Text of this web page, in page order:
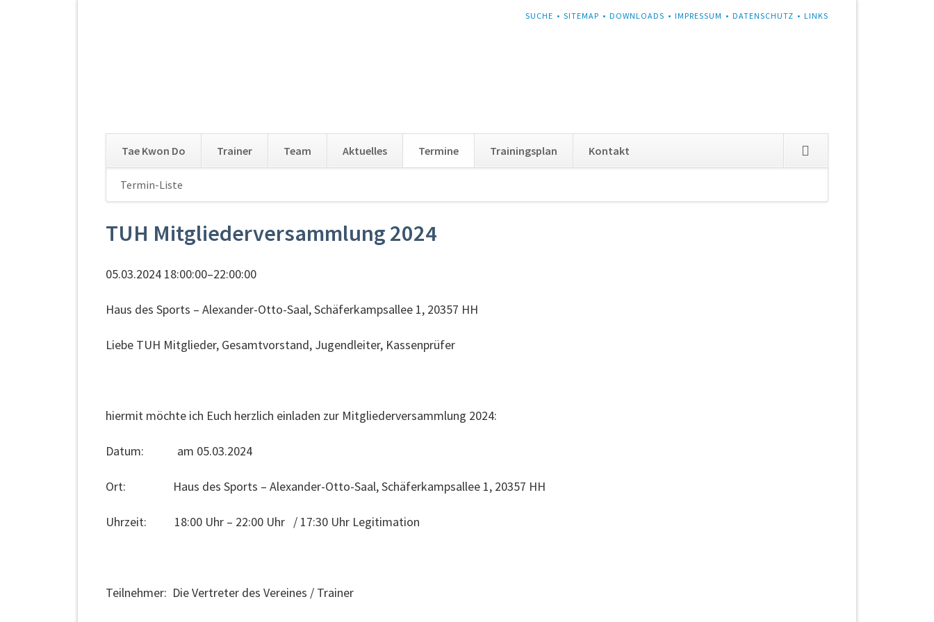
NAVIGATION
SUCHE SITEMAP DOWNLOADS IMPRESSUM DATENSCHUTZ LINKS
überspringen
Tae Kwon Do Trainer Team Aktuelles Termine Trainingsplan Kontakt
überspringen
Termin-Liste
TUH Mitgliederversammlung 2024
05.03.2024 18:00:00–22:00:00
Haus des Sports – Alexander-Otto-Saal, Schäferkampsallee 1, 20357 HH
Liebe TUH Mitglieder, Gesamtvorstand, Jugendleiter, Kassenprüfer
hiermit möchte ich Euch herzlich einladen zur Mitgliederversammlung 2024:
Datum: am 05.03.2024
Ort: Haus des Sports – Alexander-Otto-Saal, Schäferkampsallee 1, 20357 HH
Uhrzeit: 18:00 Uhr – 22:00 Uhr / 17:30 Uhr Legitimation
Teilnehmer: Die Vertreter des Vereines / Trainer